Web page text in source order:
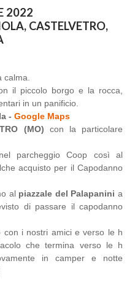
2022
CASTELVETRO,
il piccolo borgo e la rocca,
in un panificio.
- Google Maps
(MO) con la particolare
parcheggio Coop così al
acquisto per il Capodanno
al piazzale del Palapanini a
di passare il capodanno
con i nostri amici e verso le h
che termina verso le h
in camper e notte